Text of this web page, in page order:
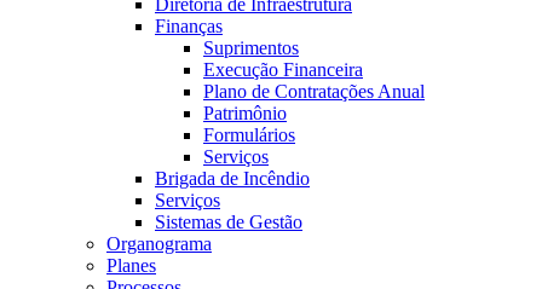
Diretoria de Infraestrutura
Finanças
Suprimentos
Execução Financeira
Plano de Contratações Anual
Patrimônio
Formulários
Serviços
Brigada de Incêndio
Serviços
Sistemas de Gestão
Organograma
Planes